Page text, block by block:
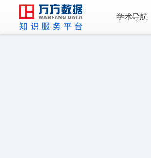
学术导航